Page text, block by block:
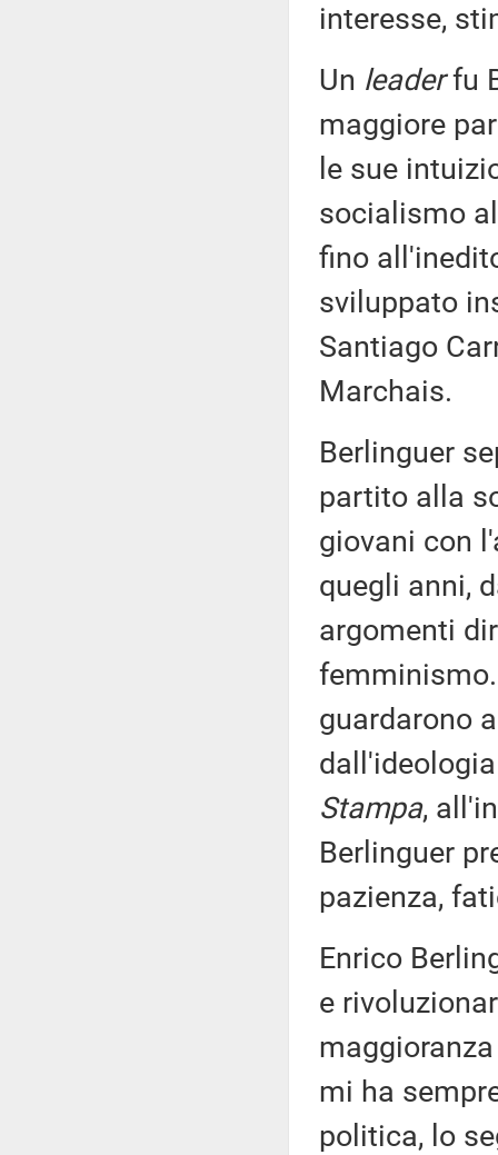
interesse,
Un leaderfu
maggiore
le sue
socialismo
fino
sviluppato
Santiago
Marchais.
Berlinguer
partito alla
giovani con
quegli anni,
argomenti
guardarono
Stampa,
Berlinguer
pazienza,
Enrico
e
mi ha
politica, lo